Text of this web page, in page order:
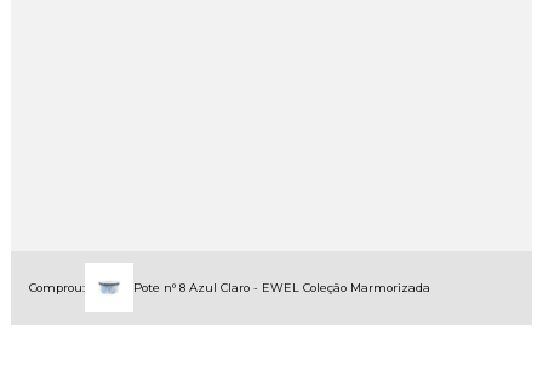
Comprou: Pote n° 8 Azul Claro - EWEL Coleção Marmorizada